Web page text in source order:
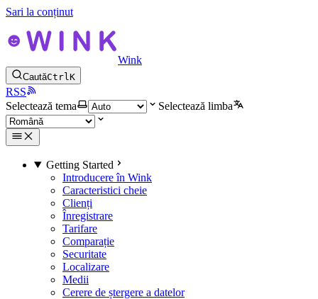
Sari la conținut
Wink
CautăCtrlK
RSS
Selectează tema
Selectează limba
Getting Started
Introducere în Wink
Caracteristici cheie
Clienți
Înregistrare
Tarifare
Comparație
Securitate
Localizare
Medii
Cerere de ștergere a datelor